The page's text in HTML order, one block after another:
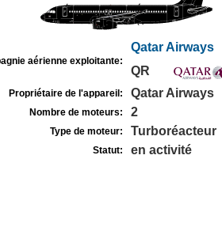
aérienne exploitante:
Qatar Airways
QR
Propriétaire de l'appareil: Qatar Airways
Nombre de moteurs: 2
Type de moteur: Turboréacteur
Statut: en activité